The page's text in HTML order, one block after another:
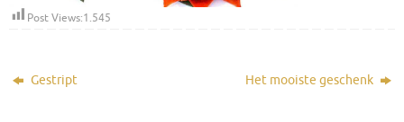
Post Views:1.545
Gestript Het mooiste geschenk